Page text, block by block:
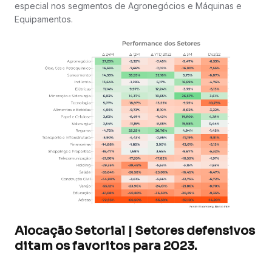
especial nos segmentos de Agronegócios e Máquinas e
Equipamentos.
Alocação Setorial | Setores defensivos
ditam os favoritos para 2023.